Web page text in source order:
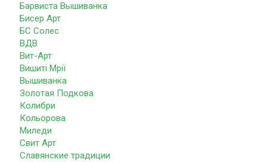
Барвиста Вышиванка
Бисер Арт
БС Солес
ВДВ
Вит-Арт
Вишиті Мрії
Вышиванка
Золотая Подкова
Колибри
Кольорова
Миледи
Свит Арт
Славянские традиции